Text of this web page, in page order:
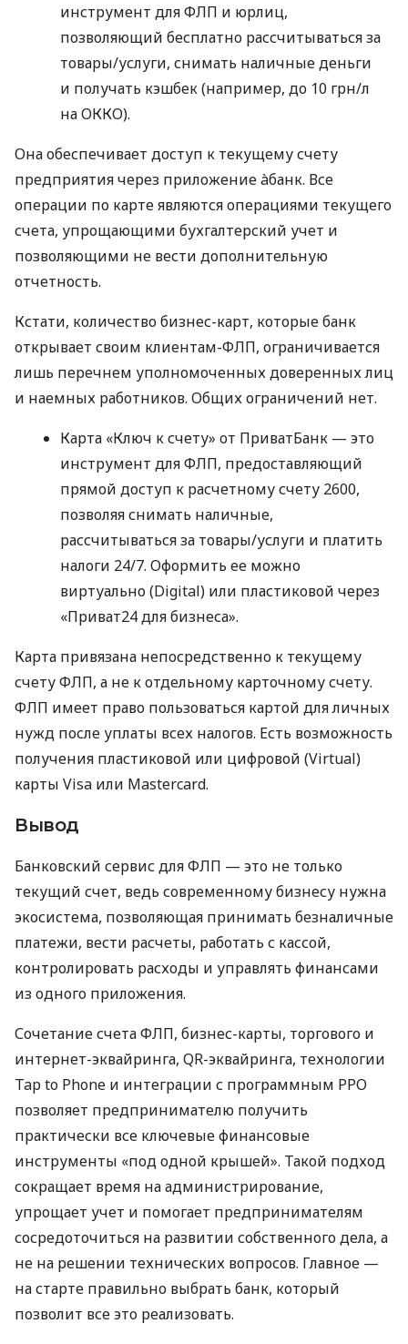
инструмент для ФЛП и юрлиц,
позволяющий бесплатно рассчитываться за
товары/услуги, снимать наличные деньги
и получать кэшбек (например, до 10 грн/л
на ОККО).
Она обеспечивает доступ к текущему счету
предприятия через приложение àбанк. Все
операции по карте являются операциями текущего
счета, упрощающими бухгалтерский учет и
позволяющими не вести дополнительную
отчетность.
Кстати, количество бизнес-карт, которые банк
открывает своим клиентам-ФЛП, ограничивается
лишь перечнем уполномоченных доверенных лиц
и наемных работников. Общих ограничений нет.
Карта «Ключ к счету» от ПриватБанк — это
инструмент для ФЛП, предоставляющий
прямой доступ к расчетному счету 2600,
позволяя снимать наличные,
рассчитываться за товары/услуги и платить
налоги 24/7. Оформить ее можно
виртуально (Digital) или пластиковой через
«Приват24 для бизнеса».
Карта привязана непосредственно к текущему
счету ФЛП, а не к отдельному карточному счету.
ФЛП имеет право пользоваться картой для личных
нужд после уплаты всех налогов. Есть возможность
получения пластиковой или цифровой (Virtual)
карты Visa или Mastercard.
Вывод
Банковский сервис для ФЛП — это не только
текущий счет, ведь современному бизнесу нужна
экосистема, позволяющая принимать безналичные
платежи, вести расчеты, работать с кассой,
контролировать расходы и управлять финансами
из одного приложения.
Сочетание счета ФЛП, бизнес-карты, торгового и
интернет-эквайринга, QR-эквайринга, технологии
Tap to Phone и интеграции с программным РРО
позволяет предпринимателю получить
практически все ключевые финансовые
инструменты «под одной крышей». Такой подход
сокращает время на администрирование,
упрощает учет и помогает предпринимателям
сосредоточиться на развитии собственного дела, а
не на решении технических вопросов. Главное —
на старте правильно выбрать банк, который
позволит все это реализовать.